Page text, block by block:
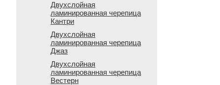
Двухслойная
ламинированная черепица
Кантри
Двухслойная
ламинированная черепица
Джаз
Двухслойная
ламинированная черепица
Вестерн